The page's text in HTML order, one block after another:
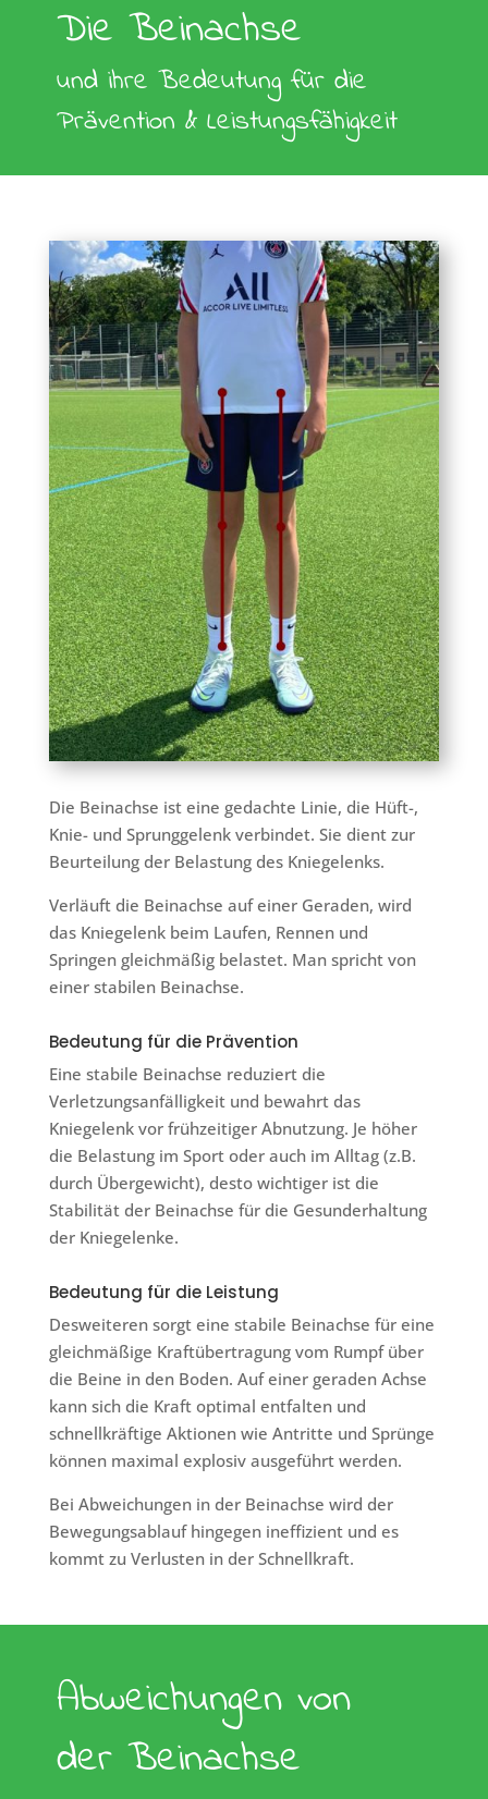
Die Beinachse
und ihre Bedeutung für die
Prävention & Leistungsfähigkeit
Die Beinachse ist eine gedachte Linie, die Hüft-,
Knie- und Sprunggelenk verbindet. Sie dient zur
Beurteilung der Belastung des Kniegelenks.
Verläuft die Beinachse auf einer Geraden, wird
das Kniegelenk beim Laufen, Rennen und
Springen gleichmäßig belastet. Man spricht von
einer stabilen Beinachse.
Bedeutung für die Prävention
Eine stabile Beinachse reduziert die
Verletzungsanfälligkeit und bewahrt das
Kniegelenk vor frühzeitiger Abnutzung. Je höher
die Belastung im Sport oder auch im Alltag (z.B.
durch Übergewicht), desto wichtiger ist die
Stabilität der Beinachse für die Gesunderhaltung
der Kniegelenke.
Bedeutung für die Leistung
Desweiteren sorgt eine stabile Beinachse für eine
gleichmäßige Kraftübertragung vom Rumpf über
die Beine in den Boden. Auf einer geraden Achse
kann sich die Kraft optimal entfalten und
schnellkräftige Aktionen wie Antritte und Sprünge
können maximal explosiv ausgeführt werden.
Bei Abweichungen in der Beinachse wird der
Bewegungsablauf hingegen ineffizient und es
kommt zu Verlusten in der Schnellkraft.
Abweichungen von
der Beinachse